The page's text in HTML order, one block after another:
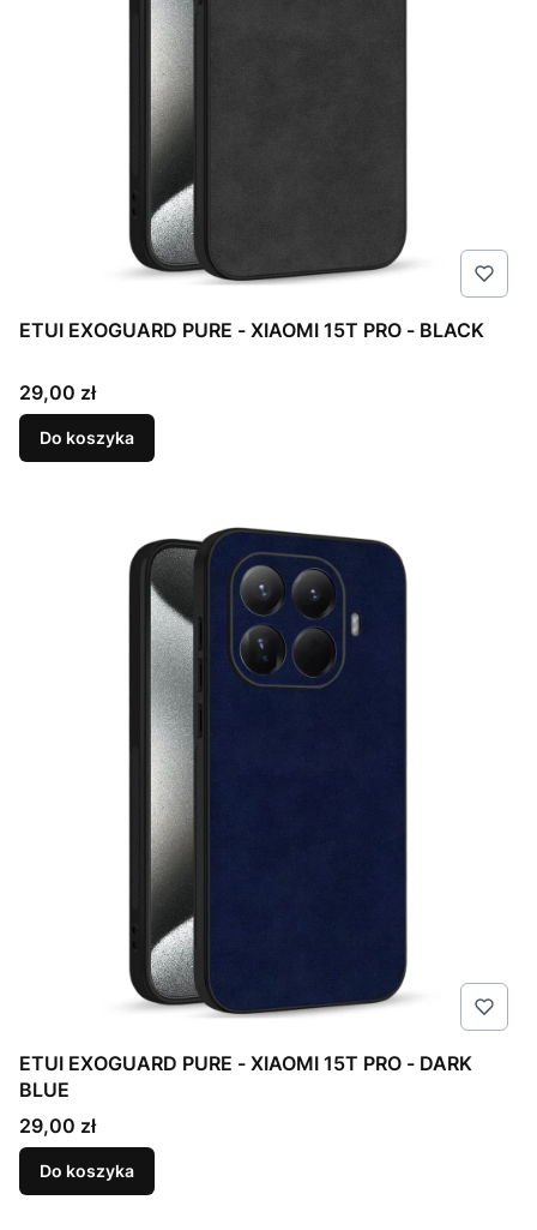
ETUI EXOGUARD PURE - XIAOMI 15T PRO - BLACK
Cena
29,00 zł
Do koszyka
ETUI EXOGUARD PURE - XIAOMI 15T PRO - DARK
BLUE
Cena
29,00 zł
Do koszyka